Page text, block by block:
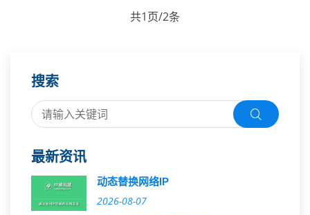
共1页/2条
搜索
最新资讯
动态替换网络IP
2026-08-07